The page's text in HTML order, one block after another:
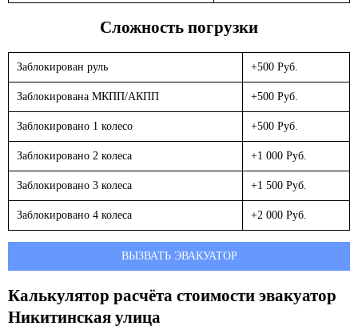
Сложность погрузки
Заблокирован руль +500 Руб.
Заблокирована МКПП/АКПП +500 Руб.
Заблокировано 1 колесо +500 Руб.
Заблокировано 2 колеса +1 000 Руб.
Заблокировано 3 колеса +1 500 Руб.
Заблокировано 4 колеса +2 000 Руб.
ВЫЗВАТЬ ЭВАКУАТОР
Калькулятор расчёта стоимости эвакуатор
Никитинская улица